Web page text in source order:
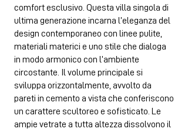
comfort esclusivo. Questa villa singola di
ultima generazione incarna l’eleganza del
design contemporaneo con linee pulite,
materiali materici e uno stile che dialoga
in modo armonico con l’ambiente
circostante. Il volume principale si
sviluppa orizzontalmente, avvolto da
pareti in cemento a vista che conferiscono
un carattere scultoreo e sofisticato. Le
ampie vetrate a tutta altezza dissolvono il